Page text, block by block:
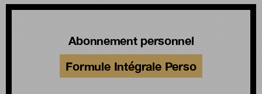
Abonnement personnel
Formule Intégrale Perso